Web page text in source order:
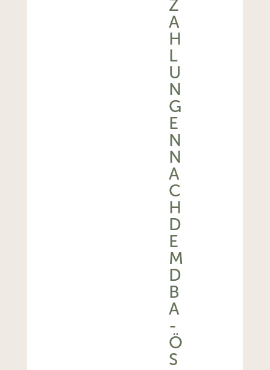
Z
A
H
L
U
N
G
E
N
N
A
C
H
D
E
M
D
B
A
-
Ö
S